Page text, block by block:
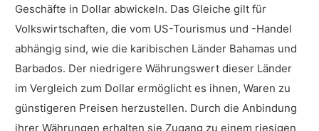
Geschäfte in Dollar abwickeln. Das Gleiche gilt für
Volkswirtschaften, die vom US-Tourismus und -Handel
abhängig sind, wie die karibischen Länder Bahamas und
Barbados. Der niedrigere Währungswert dieser Länder
im Vergleich zum Dollar ermöglicht es ihnen, Waren zu
günstigeren Preisen herzustellen. Durch die Anbindung
ihrer Währungen erhalten sie Zugang zu einem riesigen